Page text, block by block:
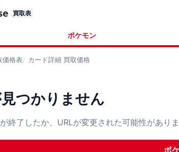
買取表
ポケモン
価格表 カード詳細 買取価格
つかりません
終了したか、URLが変更された可能性がありま
ポ